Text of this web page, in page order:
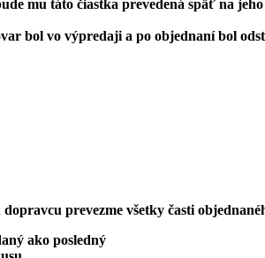
mu táto čiastka prevedená späť na
bol vo výpredaji a po objednaní bol
prevezme všetky časti
ako posledný